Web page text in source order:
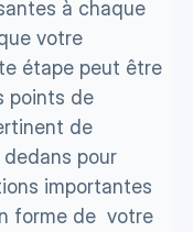
à chaque
votre
étape peut être
points de
de
pour
importantes
forme de  votre